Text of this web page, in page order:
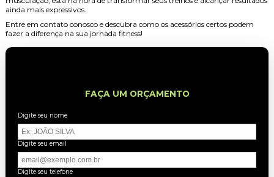
ainda mais expressivos.
Entre em contato conosco e descubra como os acessórios certos podem
fazer a diferença na sua jornada fitness!
FAÇA UM ORÇAMENTO
Digite seu nome
Digite seu email
Digite seu telefone